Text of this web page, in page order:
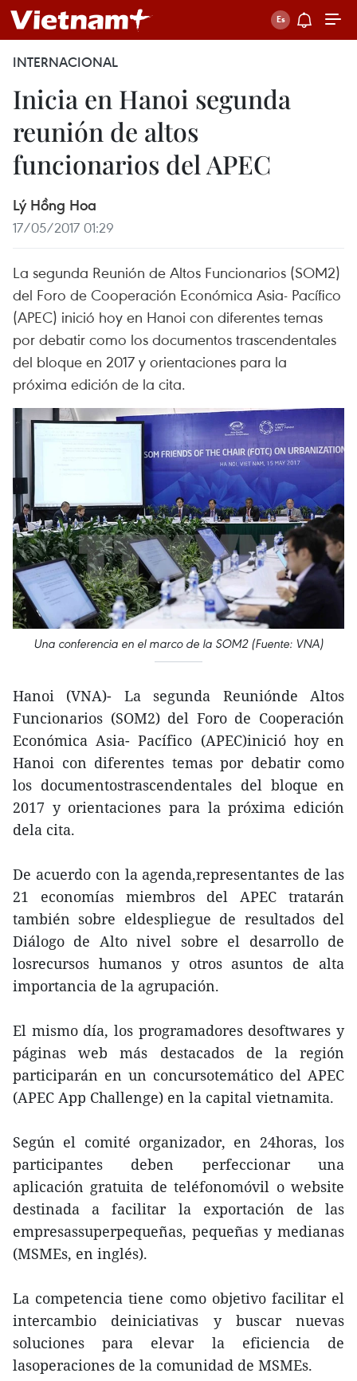
INTERNACIONAL
Inicia en Hanoi segunda
reunión de altos
funcionarios del APEC
Lý Hồng Hoa
17/05/2017 01:29
La segunda Reunión de Altos Funcionarios (SOM2)
del Foro de Cooperación Económica Asia- Pacífico
(APEC) inició hoy en Hanoi con diferentes temas
por debatir como los documentos trascendentales
del bloque en 2017 y orientaciones para la
próxima edición de la cita.
Una conferencia en el marco de la SOM2 (Fuente: VNA)
Hanoi (VNA)- La segunda Reuniónde Altos
Funcionarios (SOM2) del Foro de Cooperación
Económica Asia- Pacífico (APEC)inició hoy en
Hanoi con diferentes temas por debatir como
los documentostrascendentales del bloque en
2017 y orientaciones para la próxima edición
dela cita.
De acuerdo con la agenda,representantes de las
21 economías miembros del APEC tratarán
también sobre eldespliegue de resultados del
Diálogo de Alto nivel sobre el desarrollo de
losrecursos humanos y otros asuntos de alta
importancia de la agrupación.
El mismo día, los programadores desoftwares y
páginas web más destacados de la región
participarán en un concursotemático del APEC
(APEC App Challenge) en la capital vietnamita.
Según el comité organizador, en 24horas, los
participantes deben perfeccionar una
aplicación gratuita de teléfonomóvil o website
destinada a facilitar la exportación de las
empresassuperpequeñas, pequeñas y medianas
(MSMEs, en inglés).
La competencia tiene como objetivo facilitar el
intercambio deiniciativas y buscar nuevas
soluciones para elevar la eficiencia de
lasoperaciones de la comunidad de MSMEs.